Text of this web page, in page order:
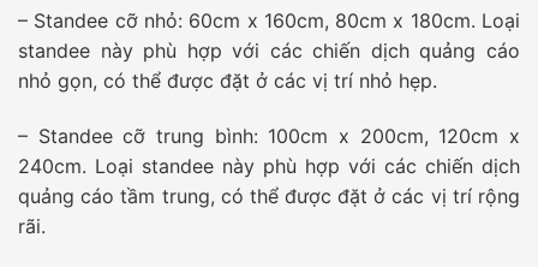
– Standee cỡ nhỏ: 60cm x 160cm, 80cm x 180cm. Loại
standee này phù hợp với các chiến dịch quảng cáo
nhỏ gọn, có thể được đặt ở các vị trí nhỏ hẹp.
– Standee cỡ trung bình: 100cm x 200cm, 120cm x
240cm. Loại standee này phù hợp với các chiến dịch
quảng cáo tầm trung, có thể được đặt ở các vị trí rộng
rãi.